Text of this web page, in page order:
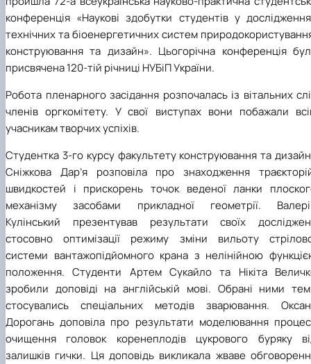
конференція «Наукові здобутки студентів у
технічних та біоенергетичних систем
конструювання та дизайн». Цьогорічна конференція
присвячена 120-тій річниці НУБіП України.
Робота пленарного засідання розпочалась із вітальних
членів оргкомітету. У свої виступах вони побажали
учасникам творчих успіхів.
Студентка 3-го курсу факультету конструювання та
Сніжкова Дар’я розповіла про знаходження
швидкостей і прискорень точок веденої ланки
механізму засобами прикладної геометрії.
Кулінський презентував результати своїх
стосовно оптимізації режиму зміни вильоту
системи вантажопідйомного крана з нелінійною
положення. Студенти Артем Сукайло та Нікіта
зробили доповіді на англійській мові. Обрані ними
стосувались спеціальних методів зварювання.
Дорогань доповіла про результати моделювання
очищення головок коренеплодів цукрового буряку
залишків гички. Ця доповідь викликала жваве